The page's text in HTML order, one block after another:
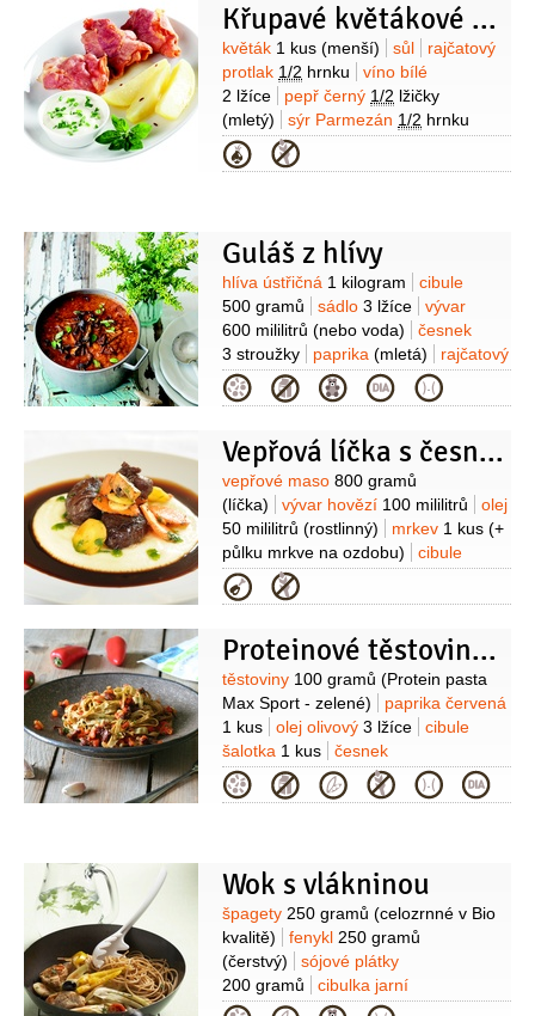
podávání: bageta1 kus
sýr
Parmezán
50 gramů
Křupavé květákové balíčky
Suroviny
květák 1 kus (menší) sůl
rajčatový
protlak 1/2 hrnku
víno bílé
2 lžíce
pepř černý 1/2 lžičky
(mletý)
sýr Parmezán 1/2 hrnku
(nastrouhaný)
crudo20 plátků olej olivový6 lžic (na
Kategorie
Guláš z hlívy
Suroviny
hlíva ústřičná 1 kilogram
cibule
500 gramů
sádlo 3 lžíce
vývar
600 mililitrů (nebo voda)
česnek
3 stroužky
paprika (mletá)
rajčatový
protlak2 lžíce
majoránka
1 lžíce
kmín1 lžička
Kategorie
Vepřová líčka s česnekem a majoránkou
Suroviny
vepřové maso 800 gramů
(líčka)
vývar hovězí 100 mililitrů
olej
50 mililitrů (rostlinný) mrkev 1 kus (+
půlku mrkve na ozdobu)
cibule
1 kus
česnek
300 gramů (+ 50 g na
lístků do hotové omáčky)
žampiony
8 kusů
(krájené na osminky)
Kategorie
Proteinové těstoviny s pečenou paprikou
Suroviny
těstoviny 100 gramů (Protein pasta
Max Sport - zelené)
paprika červená
1 kus
olej olivový 3 lžíce
cibule
šalotka 1 kus
česnek
1 stroužek
petržel kadeřavá/kudrnka
2 lžíce (najemno pokrájená)
rajčata
protlak
1 lístek
Kategorie
Wok s vlákninou
Suroviny
špagety 250 gramů (celozrnné v Bio
kvalitě)
fenykl 250 gramů
(čerstvý)
sójové plátky
200 gramů
cibulka jarní
2 kusy
rajčátka cherry